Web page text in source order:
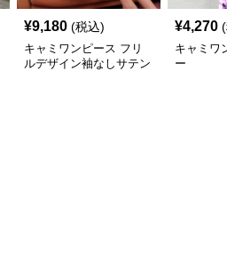
¥9,180 (税込)
キャミワンピース フリ
ルデザイン袖なしサテン
¥4,270
キャミワ
ー